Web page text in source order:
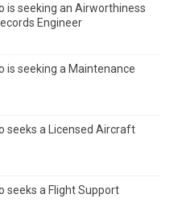
is seeking an Airworthiness
Engineer
is seeking a Maintenance
seeks a Licensed Aircraft
seeks a Flight Support